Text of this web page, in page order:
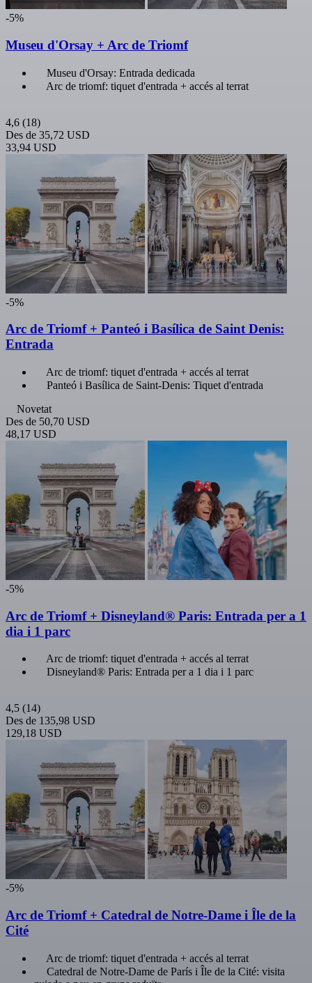
-5%
Museu d'Orsay + Arc de Triomf
Museu d'Orsay: Entrada dedicada
Arc de triomf: tiquet d'entrada + accés al terrat
4,6 (18)
Des de 35,72 USD
33,94 USD
-5%
Arc de Triomf + Panteó i Basílica de Saint Denis:
Entrada
Arc de triomf: tiquet d'entrada + accés al terrat
Panteó i Basílica de Saint-Denis: Tiquet d'entrada
Novetat
Des de 50,70 USD
48,17 USD
-5%
Arc de Triomf + Disneyland® Paris: Entrada per a 1
dia i 1 parc
Arc de triomf: tiquet d'entrada + accés al terrat
Disneyland® Paris: Entrada per a 1 dia i 1 parc
4,5 (14)
Des de 135,98 USD
129,18 USD
-5%
Arc de Triomf + Catedral de Notre-Dame i Île de la
Cité
Arc de triomf: tiquet d'entrada + accés al terrat
Catedral de Notre-Dame de París i Île de la Cité: visita